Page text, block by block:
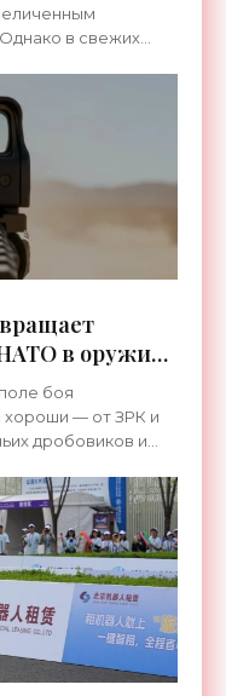
в свежих
в оружие
боя
хороши — от ЗРК и
дробовиков и